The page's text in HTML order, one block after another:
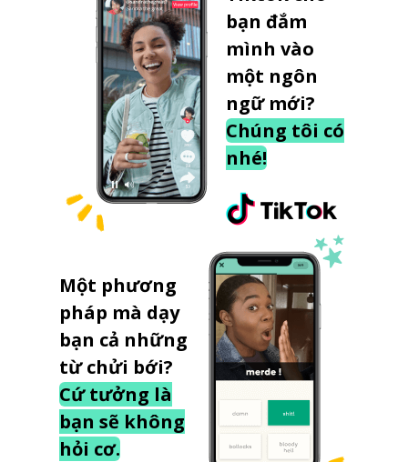
bạn đắm
mình vào
một ngôn
ngữ mới?
Chúng tôi có
nhé!
Một phương
pháp mà dạy
bạn cả những
từ chửi bới?
Cứ tưởng là
bạn sẽ không
hỏi cơ.